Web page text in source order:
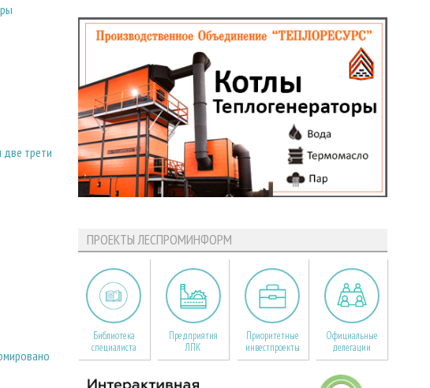
трети
ПРОЕКТЫ ЛЕСПРОМИНФОРМ
Библиотека
специалиста
Предприятия
ЛПК
Приоритетные
инвестпроекты
Официальные
делегации